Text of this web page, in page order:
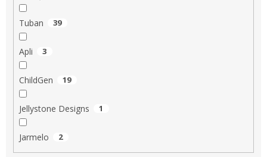
Tuban 39
Apli 3
ChildGen 19
Jellystone Designs 1
Jarmelo 2